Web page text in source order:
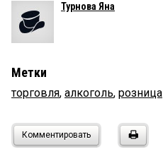
Турнова Яна
Метки
торговля, алкоголь, розница
Комментировать